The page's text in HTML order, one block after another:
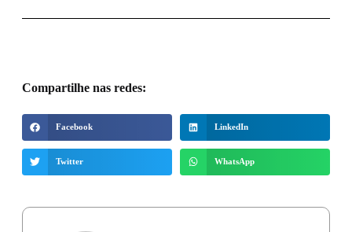
Compartilhe nas redes:
Facebook LinkedIn
Twitter WhatsApp